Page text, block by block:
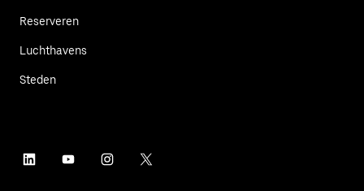
Reserveren
Luchthavens
Steden